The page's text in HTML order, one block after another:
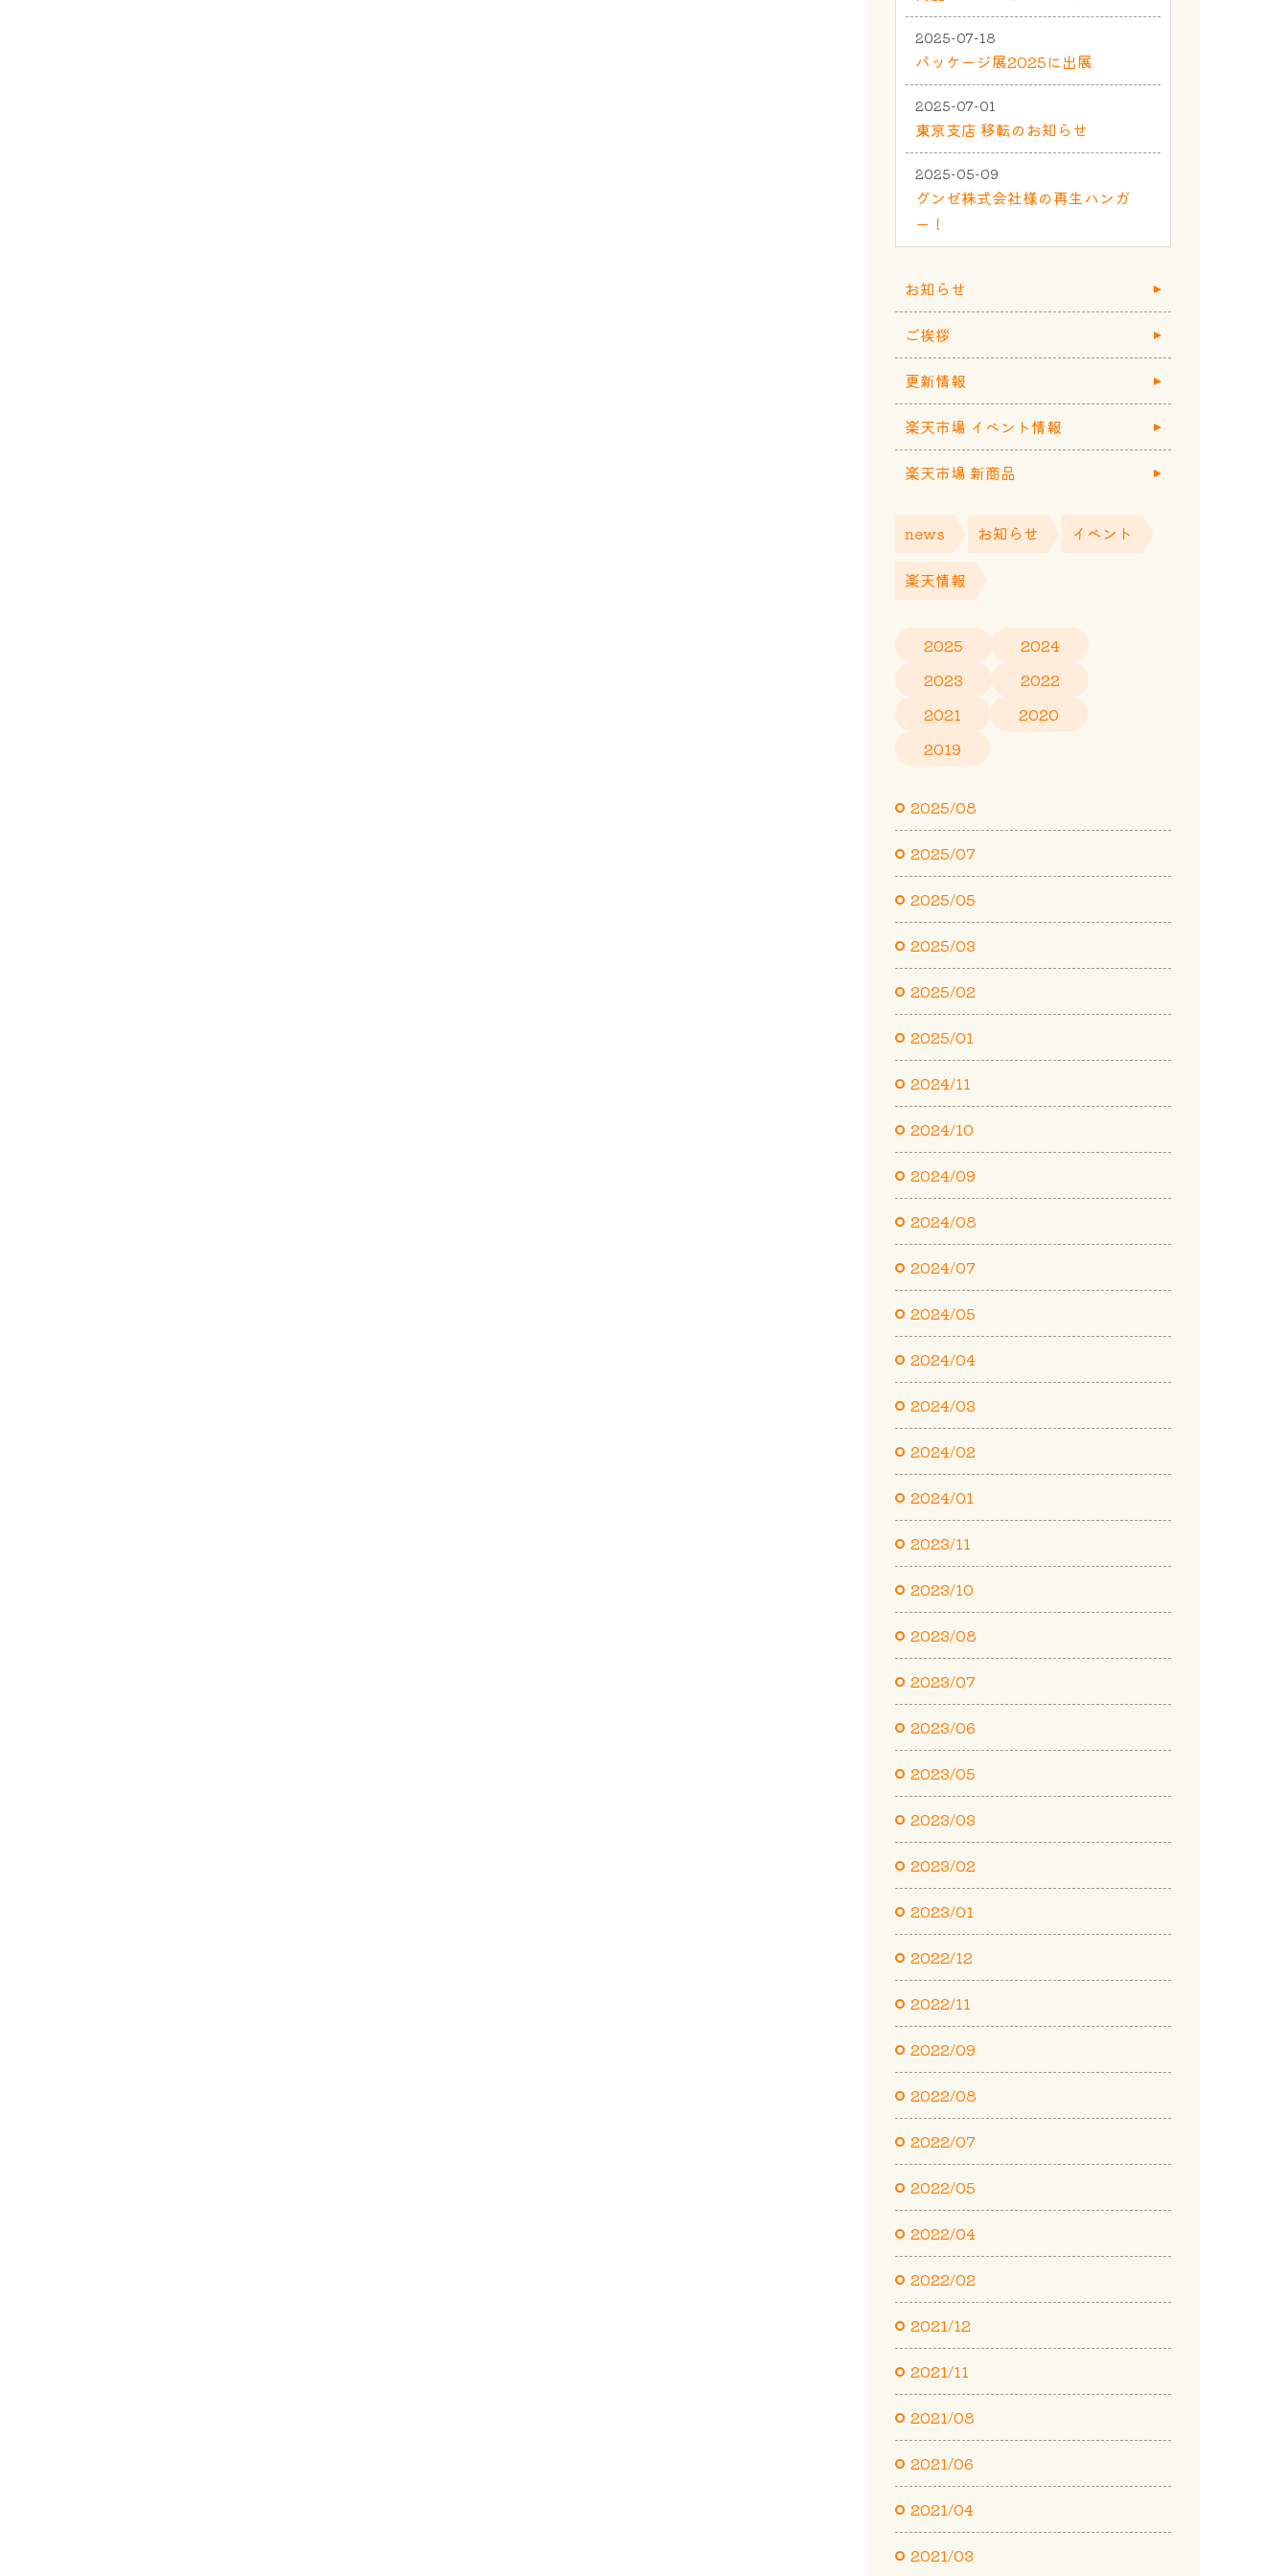
2025-07-18
パッケージ展2025に出展
2025-07-01
東京支店 移転のお知らせ
2025-05-09
グンゼ株式会社様の再生ハンガ
ー！
お知らせ
ご挨拶
更新情報
楽天市場 イベント情報
楽天市場 新商品
news お知らせ イベント
楽天情報
2025
2024
2023
2022
2021
2020
2019
2025/08
2025/07
2025/05
2025/03
2025/02
2025/01
2024/11
2024/10
2024/09
2024/08
2024/07
2024/05
2024/04
2024/03
2024/02
2024/01
2023/11
2023/10
2023/08
2023/07
2023/06
2023/05
2023/03
2023/02
2023/01
2022/12
2022/11
2022/09
2022/08
2022/07
2022/05
2022/04
2022/02
2021/12
2021/11
2021/08
2021/06
2021/04
2021/03